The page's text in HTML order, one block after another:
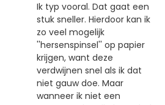
Ik typ vooral. Dat gaat een
stuk sneller. Hierdoor kan ik
zo veel mogelijk
''hersenspinsel'' op papier
krijgen, want deze
verdwijnen snel als ik dat
niet gauw doe. Maar
wanneer ik niet een